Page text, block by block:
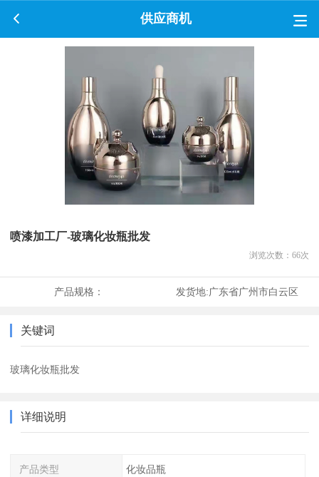
供应商机
喷漆加工厂-玻璃化妆瓶批发
浏览次数： 66次
产品规格： 发货地:广东省广州市白云区
关键词
玻璃化妆瓶批发
详细说明
产品类型 化妆品瓶